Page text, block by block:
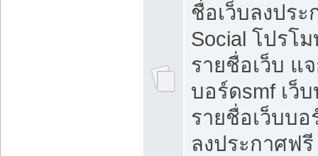
ชื่อเว็บลงปร
Social โปรโ
รายชื่อเว็บ แ
บอร์ดsmf เว็
รายชื่อเว็บบ
ลงประกาศฟรี